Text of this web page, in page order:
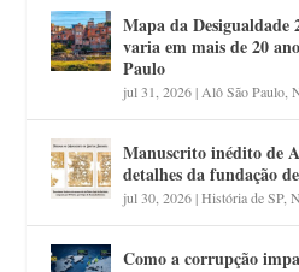
Mapa da Desigualdade
varia em mais de 20
Paulo
jul 31, 2026| Alô São Paulo ,
Manuscrito inédito de
detalhes da fundação
jul 30, 2026|História de SP,
Como a corrupção